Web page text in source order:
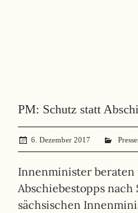
PM: Schutz statt
6. Dezember 2017
Innenminister beraten
Abschiebestopps
sächsischen